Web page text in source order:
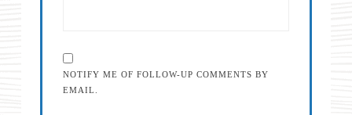
NOTIFY ME OF FOLLOW-UP COMMENTS BY
EMAIL.